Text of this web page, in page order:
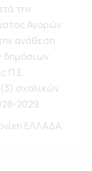
την
Αγορών
ανάθεση
δημόσιων
Π.Ε.
σχολικών
2029.
ΕΛΛΑΔΑ